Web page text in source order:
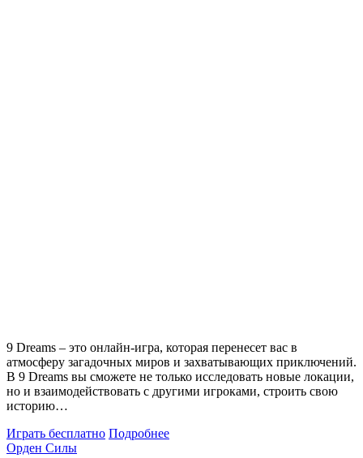
9 Dreams – это онлайн-игра, которая перенесет вас в
атмосферу загадочных миров и захватывающих приключений.
В 9 Dreams вы сможете не только исследовать новые локации,
но и взаимодействовать с другими игроками, строить свою
историю…
Играть бесплатно Подробнее
Орден Силы